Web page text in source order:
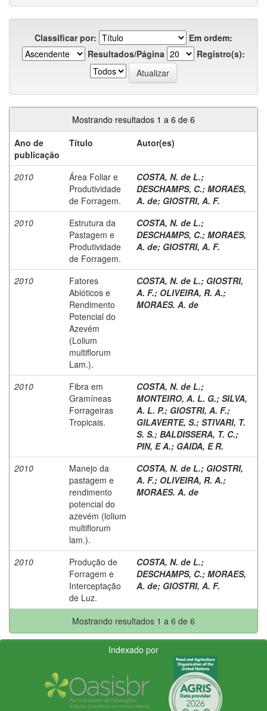
Classificar por:
Em ordem:
Resultados/Página
Registro(s):
Mostrando resultados 1 a 6 de 6
Ano de
publicação
Título Autor(es)
2010
Área Foliar e
Produtividade
de Forragem.
COSTA, N. de L.;
DESCHAMPS, C.; MORAES,
A. de; GIOSTRI, A. F.
2010
Estrutura da
Pastagem e
Produtividade
de Forragem.
COSTA, N. de L.;
DESCHAMPS, C.; MORAES,
A. de; GIOSTRI, A. F.
2010
Fatores
Abióticos e
Rendimento
Potencial do
Azevém
(Lolium
multiflorum
Lam.).
COSTA, N. de L.; GIOSTRI,
A. F.; OLIVEIRA, R. A.;
MORAES. A. de
2010
Fibra em
Gramíneas
Forrageiras
Tropicais.
COSTA, N. de L.;
MONTEIRO, A. L. G.; SILVA,
A. L. P.; GIOSTRI, A. F.;
GILAVERTE, S.; STIVARI, T.
S. S.; BALDISSERA, T. C.;
PIN, E A.; GAIDA, E R.
2010
Manejo da
pastagem e
rendimento
potencial do
azevém (lolium
multiflorum
lam.).
COSTA, N. de L.; GIOSTRI,
A. F.; OLIVEIRA, R. A.;
MORAES. A. de
2010
Produção de
Forragem e
Interceptação
de Luz.
COSTA, N. de L.;
DESCHAMPS, C.; MORAES,
A. de; GIOSTRI, A. F.
Mostrando resultados 1 a 6 de 6
Indexado por